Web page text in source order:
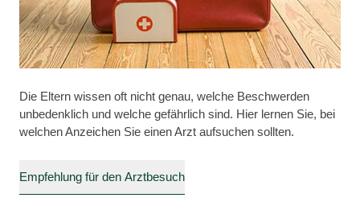
Die Eltern wissen oft nicht genau, welche Beschwerden
unbedenklich und welche gefährlich sind. Hier lernen Sie, bei
welchen Anzeichen Sie einen Arzt aufsuchen sollten.
Empfehlung für den Arztbesuch